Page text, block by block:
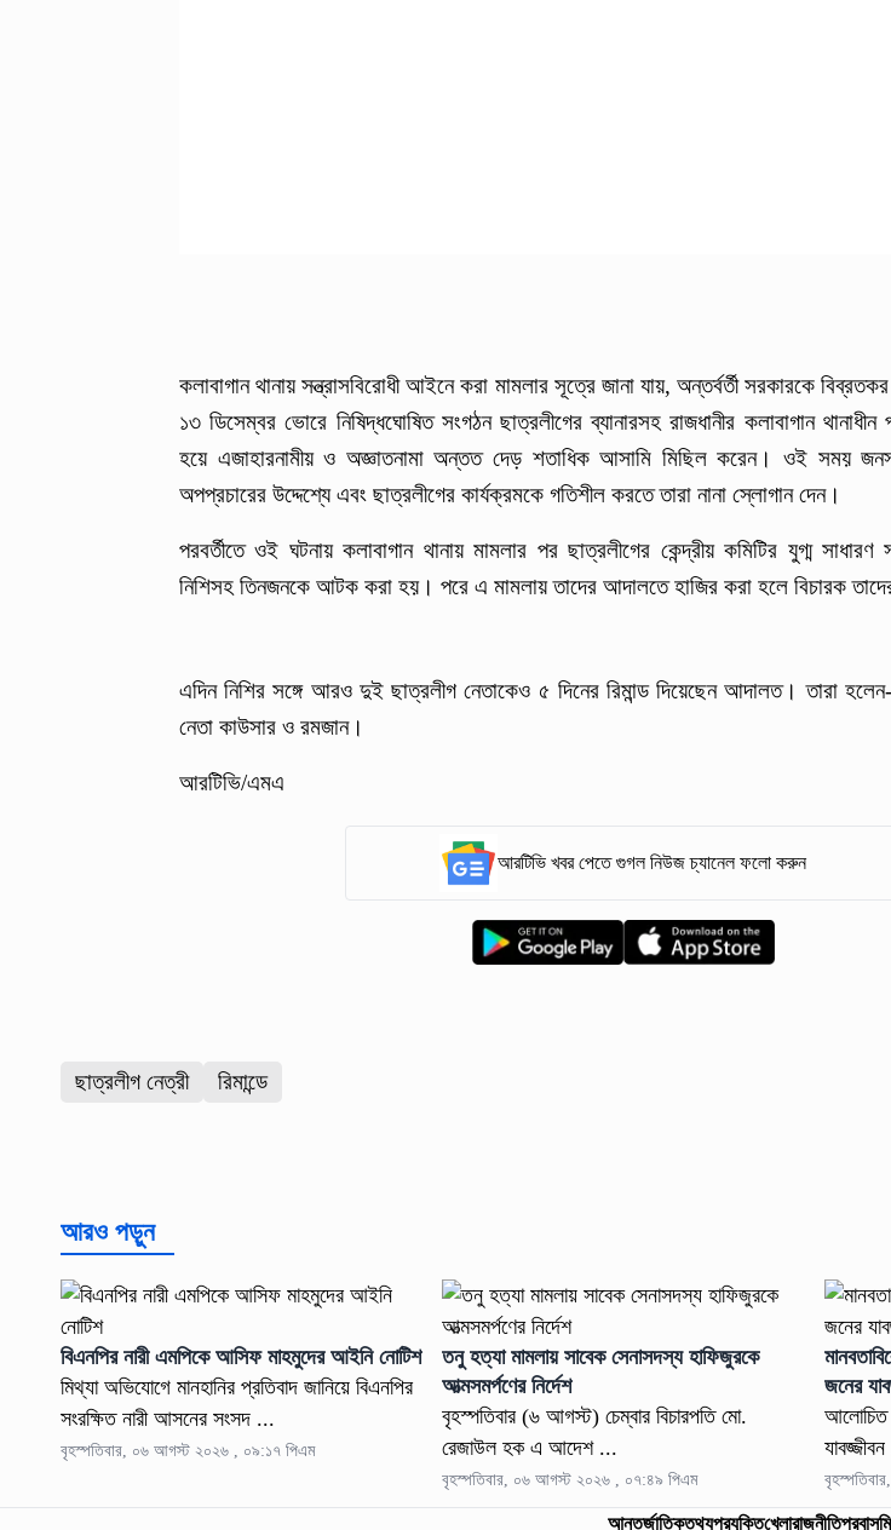
কলাবাগান থানায় সন্ত্রাসবিরোধী আইনে করা মামলার সূত্রে জানা যায়, অন্তর্বর্তী সরকারকে
১৩ ডিসেম্বর ভোরে নিষিদ্ধঘোষিত সংগঠন ছাত্রলীগের ব্যানারসহ রাজধানীর কলাবাগান
হয়ে এজাহারনামীয় ও অজ্ঞাতনামা অন্তত দেড় শতাধিক আসামি মিছিল করেন। ওই সময়
অপপ্রচারের উদ্দেশ্যে এবং ছাত্রলীগের কার্যক্রমকে গতিশীল করতে তারা নানা স্লোগান দেন।
পরবর্তীতে ওই ঘটনায় কলাবাগান থানায় মামলার পর ছাত্রলীগের কেন্দ্রীয় কমিটির যুগ্ম
নিশিসহ তিনজনকে আটক করা হয়। পরে এ মামলায় তাদের আদালতে হাজির করা হলে বিচারক তাদের
এদিন নিশির সঙ্গে আরও দুই ছাত্রলীগ নেতাকেও ৫ দিনের রিমান্ড দিয়েছেন আদালত। তারা
নেতা কাউসার ও রমজান।
আরটিভি/এমএ
আরটিভি খবর পেতে গুগল নিউজ চ্যানেল ফলো করুন
ছাত্রলীগ নেত্রী রিমান্ডে
আরও পড়ুন
বিএনপির নারী এমপিকে আসিফ মাহমুদের আইনি নোটিশ
মিথ্যা অভিযোগে মানহানির প্রতিবাদ জানিয়ে বিএনপির
সংরক্ষিত নারী আসনের সংসদ ...
বৃহস্পতিবার, ০৬ আগস্ট ২০২৬ , ০৯:১৭ পিএম
তনু হত্যা মামলায় সাবেক সেনাসদস্য হাফিজুরকে
আত্মসমর্পণের নির্দেশ
বৃহস্পতিবার (৬ আগস্ট) চেম্বার বিচারপতি মো.
রেজাউল হক এ আদেশ ...
বৃহস্পতিবার, ০৬ আগস্ট ২০২৬ , ০৭:৪৯ পিএম
জনের
আলোচিত
আন্তর্জাতিকতথ্যপ্রযুক্তিখেলারাজনীতিপ্রবাস